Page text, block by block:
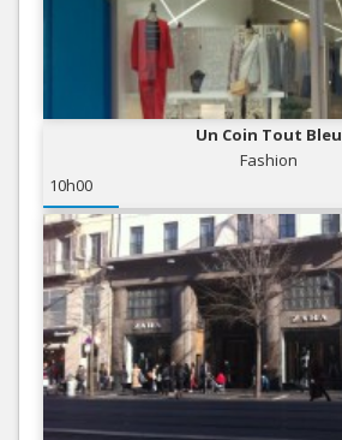
Un Coin Tout Bleu
Fashion
10h00